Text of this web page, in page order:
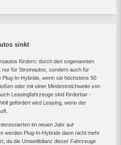
sinkt
fördern: durch den sogenannten
für Stromautos, sondern auch für
In-Hybride, wenn sie höchstens 50
oder mit einer Mindestreichweite von
Leasingfahrzeuge sind förderbar -
gefördert wird Leasing, wenn der
im neuen Jahr auf
werden Plug-In-Hybride dann nicht mehr
da die Umweltbilanz dieser Fahrzeuge